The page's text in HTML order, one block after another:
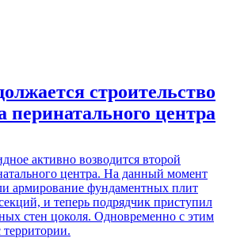
строительство
перинатального центра
активно возводится второй
центра. На данный момент
армирование фундаментных плит
и теперь подрядчик приступил
стен цоколя. Одновременно с этим
территории.